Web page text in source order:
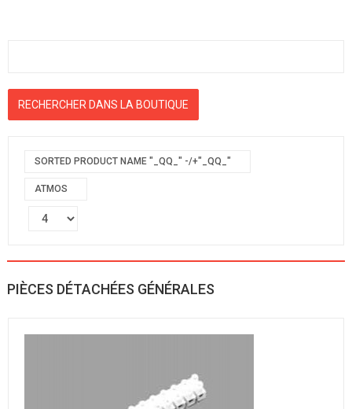
SORTED PRODUCT NAME "_QQ_" -/+"_QQ_"
ATMOS
PIÈCES DÉTACHÉES GÉNÉRALES